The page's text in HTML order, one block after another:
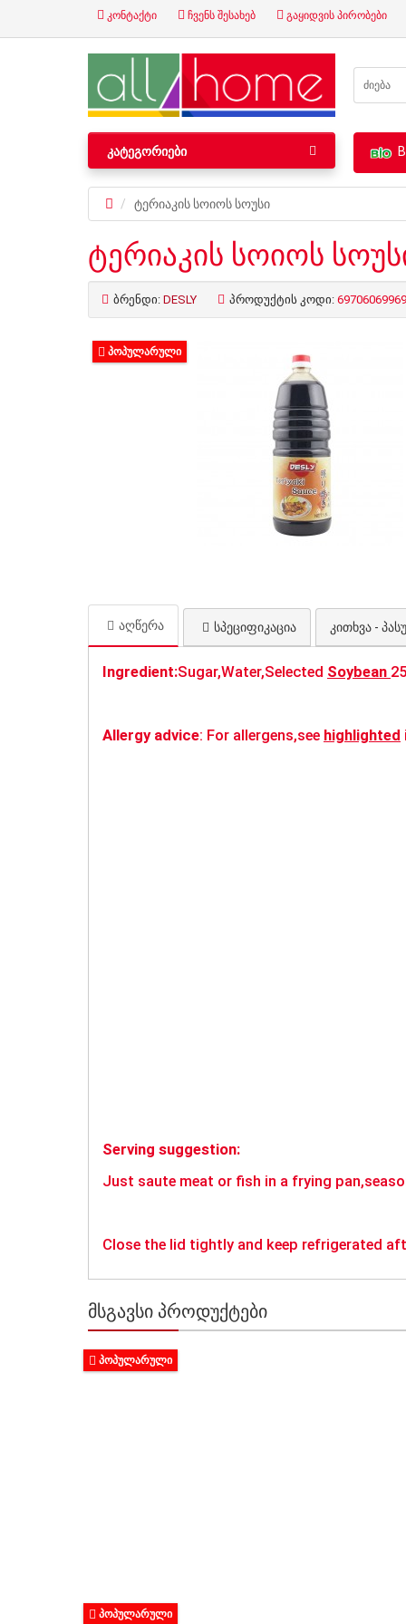
კონტაქტი ჩვენს შესახებ გაყიდვის პირობები
ᲙᲐᲢᲔᲒᲝᲠᲘᲔᲑᲘ
ტერიაკის სოიოს სოუსი
ტერიაკის სოიოს
ბრენდი: DESLY პროდუქტის კოდი:
ᲞᲝᲞᲣᲚᲐᲠᲣᲚᲘ
აღწერა სპეციფიკაცია კითხვა -
Ingredient:Sugar,Water,Selected Soybean
Allergy advice: For allergens,see highlighted
Serving suggestion:
Just saute meat or fish in a frying
Close the lid tightly and keep refrigerated
ᲛᲡᲒᲐᲕᲡᲘ ᲞᲠᲝᲓᲣᲥᲢᲔᲑᲘ
ᲞᲝᲞᲣᲚᲐᲠᲣᲚᲘ
ᲞᲝᲞᲣᲚᲐᲠᲣᲚᲘ